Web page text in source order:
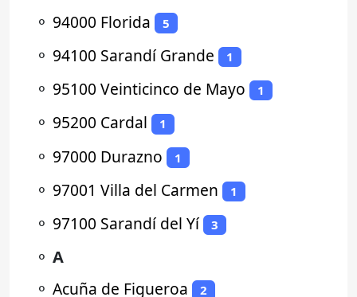
⚬ 94000 Florida 5
⚬ 94100 Sarandí Grande 1
⚬ 95100 Veinticinco de Mayo 1
⚬ 95200 Cardal 1
⚬ 97000 Durazno 1
⚬ 97001 Villa del Carmen 1
⚬ 97100 Sarandí del Yí 3
⚬ A
⚬ Acuña de Figueroa 2